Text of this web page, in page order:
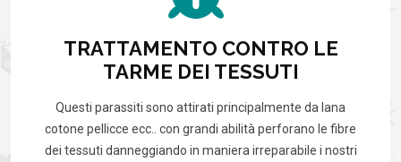
TRATTAMENTO CONTRO LE
TARME DEI TESSUTI
Questi parassiti sono attirati principalmente da lana
cotone pellicce ecc.. con grandi abilità perforano le fibre
dei tessuti danneggiando in maniera irreparabile i nostri